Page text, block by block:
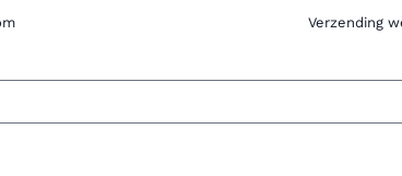
Chromo's.com Verzending